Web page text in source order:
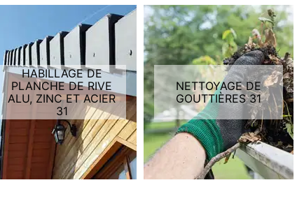
HABILLAGE DE
PLANCHE DE RIVE
ALU, ZINC ET ACIER
31
NETTOYAGE DE
GOUTTIÈRES 31